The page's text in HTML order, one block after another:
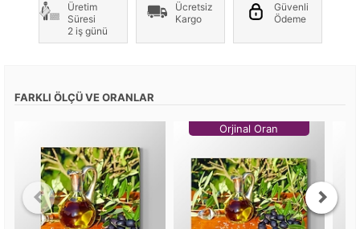
Üretim
Süresi
2 iş günü
Ücretsiz
Kargo
Güvenli
Ödeme
FARKLI ÖLÇÜ VE ORANLAR
Orjinal Oran